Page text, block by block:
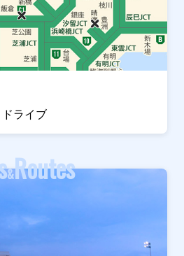
ライブ
&Routes